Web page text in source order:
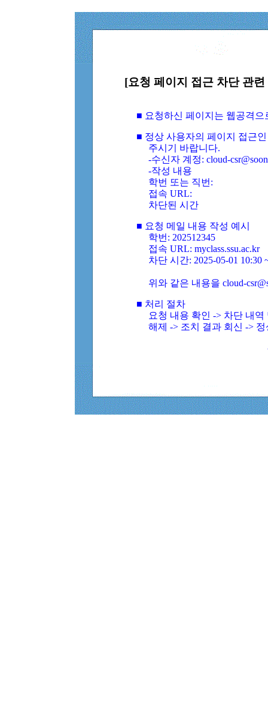
[요청 페이지 접근 차단 관
■ 요청하신 페이지는 웹공격
■ 정상 사용자의 페이지 접근
주시기 바랍니다.
-수신자 계정: cloud-
-작성 내용
학번 또는 직번:
접속 URL:
차단된 시간
■ 요청 메일 내용 작성 예시
학번: 202512345
접속 URL: myclass.ssu.ac.kr
차단 시간: 2025-05-01 10:30
위와 같은 내용을 cloud-
■ 처리 절차
요청 내용 확인 -> 차단 내
해제 -> 조치 결과 회신 ->